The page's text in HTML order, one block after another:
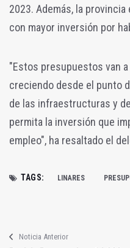
2023. Además, la
con mayor inversión por
"Estos presupuestos van
creciendo desde el punto
de las infraestructuras y
permita la inversión que
empleo", ha resaltado el
TAGS: LINARES
Noticia Anterior